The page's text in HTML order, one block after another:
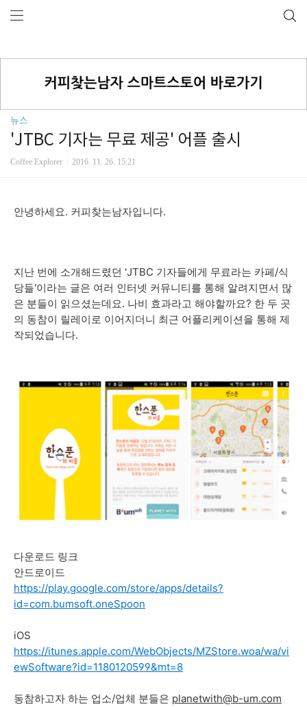
뉴스
'JTBC 기자는 무료 제공' 어플 출시
Coffee Explorer 2016. 11. 26. 15:21
안녕하세요. 커피찾는남자입니다.
지난 번에 소개해드렸던 'JTBC 기자들에게 무료라는 카페/식
당들'이라는 글은 여러 인터넷 커뮤니티를 통해 알려지면서 많
은 분들이 읽으셨는데요. 나비 효과라고 해야할까요? 한 두 곳
의 동참이 릴레이로 이어지더니 최근 어플리케이션을 통해 제
작되었습니다.
다운로드 링크
안드로이드
https://play.google.com/store/apps/details?
id=com.bumsoft.oneSpoon
iOS
https://itunes.apple.com/WebObjects/MZStore.woa/wa/vi
ewSoftware?id=1180120599&mt=8
동참하고자 하는 업소/업체 분들은 planetwith@b-um.com